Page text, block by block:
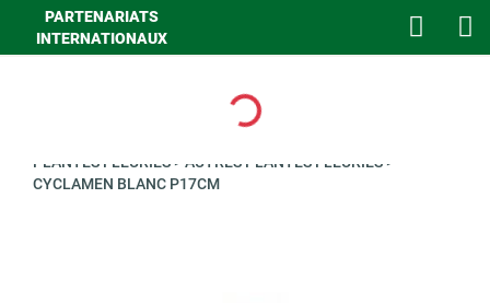
PARTENARIATS
INTERNATIONAUX
Loading...
PLANTES FLEURIES> AUTRES PLANTES FLEURIES>
CYCLAMEN BLANC P17CM